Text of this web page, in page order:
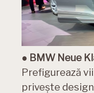
● BMW Neue
Prefigurează
privește